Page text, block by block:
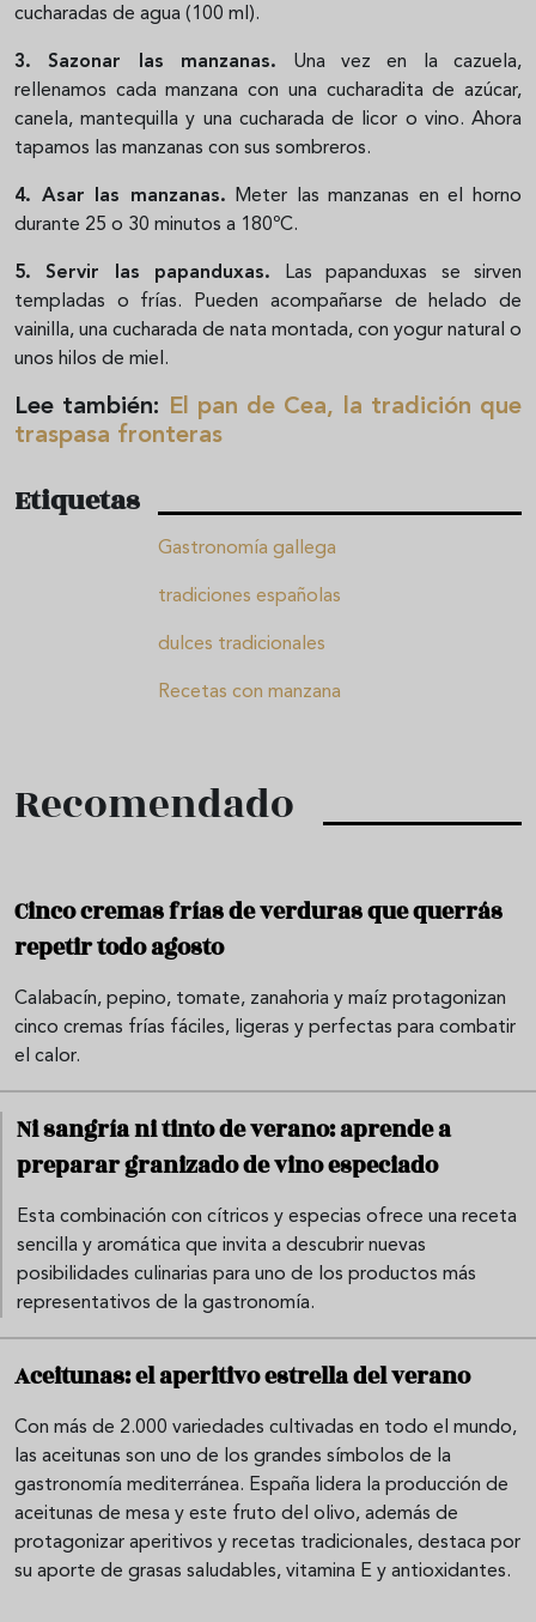
cucharadas de agua (100 ml).
3. Sazonar las manzanas. Una vez en la cazuela,
rellenamos cada manzana con una cucharadita de azúcar,
canela, mantequilla y una cucharada de licor o vino. Ahora
tapamos las manzanas con sus sombreros.
4. Asar las manzanas. Meter las manzanas en el horno
durante 25 o 30 minutos a 180ºC.
5. Servir las papanduxas.
Las papanduxas se sirven
templadas o frías. Pueden acompañarse de helado de
vainilla, una cucharada de nata montada, con yogur natural o
unos hilos de miel.
Lee también:
El pan de Cea, la tradición que
traspasa fronteras
Etiquetas
Gastronomía gallega
tradiciones españolas
dulces tradicionales
Recetas con manzana
Recomendado
Cinco cremas frías de verduras que querrás
repetir todo agosto
Calabacín, pepino, tomate, zanahoria y maíz protagonizan
cinco cremas frías fáciles, ligeras y perfectas para combatir
el calor.
Ni sangría ni tinto de verano: aprende a
preparar granizado de vino especiado
Esta combinación con cítricos y especias ofrece una receta
sencilla y aromática que invita a descubrir nuevas
posibilidades culinarias para uno de los productos más
representativos de la gastronomía.
Aceitunas: el aperitivo estrella del verano
Con más de 2.000 variedades cultivadas en todo el mundo,
las aceitunas son uno de los grandes símbolos de la
gastronomía mediterránea. España lidera la producción de
aceitunas de mesa y este fruto del olivo, además de
protagonizar aperitivos y recetas tradicionales, destaca por
su aporte de grasas saludables, vitamina E y antioxidantes.